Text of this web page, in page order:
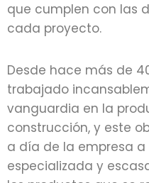
que cumplen con las
cada proyecto.
Desde hace más de
trabajado
vanguardia en la
construcción, y este
a día de la empresa a
especializada y